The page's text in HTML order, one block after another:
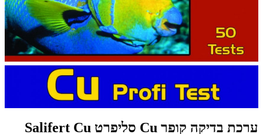
ערכת בדיקה קופר Cu סליפרט Salifert Cu